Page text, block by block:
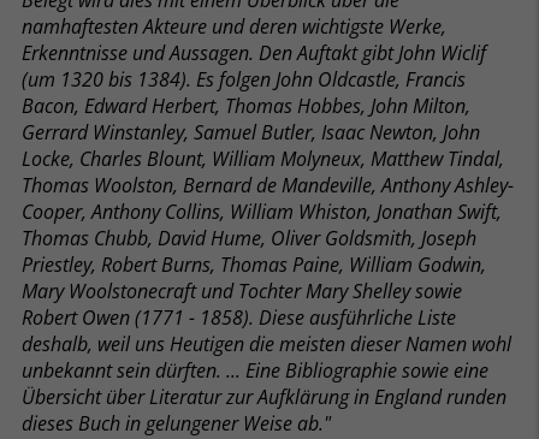
namhaftesten Akteure und deren wichtigste Werke,
Erkenntnisse und Aussagen. Den Auftakt gibt John Wiclif
(um 1320 bis 1384). Es folgen John Oldcastle, Francis
Bacon, Edward Herbert, Thomas Hobbes, John Milton,
Gerrard Winstanley, Samuel Butler, Isaac Newton, John
Locke, Charles Blount, William Molyneux, Matthew Tindal,
Thomas Woolston, Bernard de Mandeville, Anthony Ashley-
Cooper, Anthony Collins, William Whiston, Jonathan Swift,
Thomas Chubb, David Hume, Oliver Goldsmith, Joseph
Priestley, Robert Burns, Thomas Paine, William Godwin,
Mary Woolstonecraft und Tochter Mary Shelley sowie
Robert Owen (1771 - 1858). Diese ausführliche Liste
deshalb, weil uns Heutigen die meisten dieser Namen wohl
unbekannt sein dürften. ... Eine Bibliographie sowie eine
Übersicht über Literatur zur Aufklärung in England runden
dieses Buch in gelungener Weise ab."